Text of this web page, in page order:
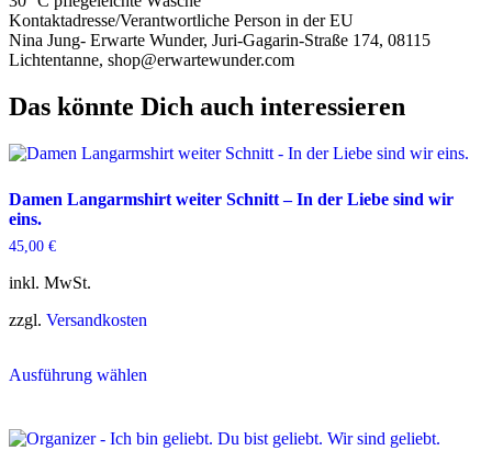
Kontaktadresse/Verantwortliche Person in der EU
Nina Jung- Erwarte Wunder, Juri-Gagarin-Straße 174, 08115
Lichtentanne, shop@erwartewunder.com
Das könnte Dich auch interessieren
Damen Langarmshirt weiter Schnitt – In der Liebe sind wir
eins.
45,00 €
inkl. MwSt.
zzgl. Versandkosten
Ausführung wählenProdukt
Varianten